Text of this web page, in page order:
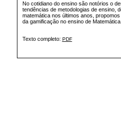
No cotidiano do ensino são notórios o
tendências de metodologias de ensino,
matemática nos últimos anos,
da gamificação no ensino de Matemática.
Texto completo: PDF